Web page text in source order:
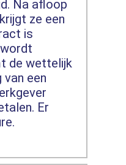
Na afloop
ze een
is
de wettelijk
van een
Er